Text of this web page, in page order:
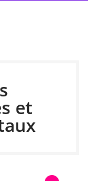
et